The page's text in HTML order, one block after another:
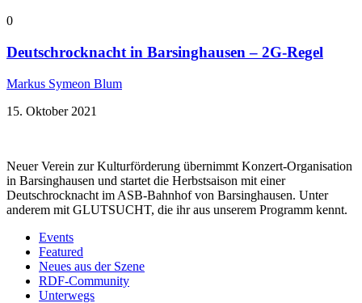
0
Deutschrocknacht in Barsinghausen – 2G-Regel
Markus Symeon Blum
15. Oktober 2021
Neuer Verein zur Kulturförderung übernimmt Konzert-Organisation
in Barsinghausen und startet die Herbstsaison mit einer
Deutschrocknacht im ASB-Bahnhof von Barsinghausen. Unter
anderem mit GLUTSUCHT, die ihr aus unserem Programm kennt.
Events
Featured
Neues aus der Szene
RDF-Community
Unterwegs